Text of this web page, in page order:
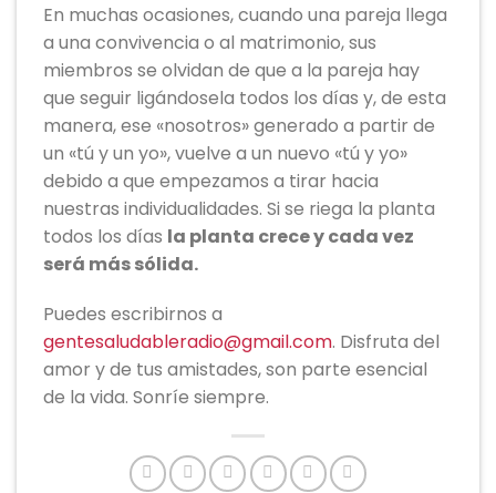
En muchas ocasiones, cuando una pareja llega
a una convivencia o al matrimonio, sus
miembros se olvidan de que a la pareja hay
que seguir ligándosela todos los días y, de esta
manera, ese «nosotros» generado a partir de
un «tú y un yo», vuelve a un nuevo «tú y yo»
debido a que empezamos a tirar hacia
nuestras individualidades. Si se riega la planta
todos los días la planta crece y cada vez
será más sólida.
Puedes escribirnos a
gentesaludableradio@gmail.com. Disfruta del
amor y de tus amistades, son parte esencial
de la vida. Sonríe siempre.